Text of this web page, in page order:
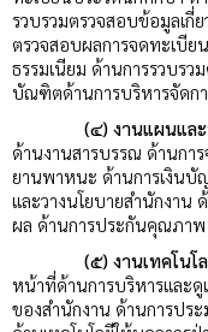
รวบรวมตรวจสอบข้อมูลเกี่
ตรวจสอบผลการจดทะเบี
ธรรมเนียม ด้านการรวบร
บัณฑิตด้านการบริหารจัดก
(๔) งานแผนแล
ด้านงานสารบรรณ ด้านกา
ยานพาหนะ ด้านการเงินบั
และวางนโยบายสำนักงาน
ผล ด้านการประกันคุณภาพ
(๕) งานเทคโนโ
หน้าที่ด้านการบริหารและ
ของสำนักงาน ด้านการปร